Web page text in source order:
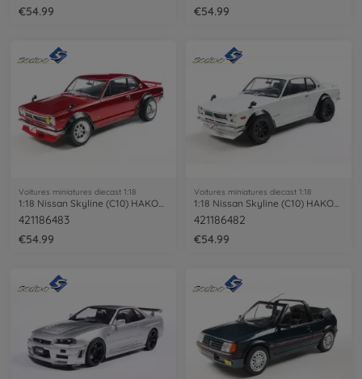
€54.99
€54.99
Voitures miniatures diecast 1:18
1:18 Nissan Skyline (C10) HAKOSUKA red
421186483
€54.99
Voitures miniatures diecast 1:18
1:18 Nissan Skyline (C10) HAKOSUKA white
421186482
€54.99